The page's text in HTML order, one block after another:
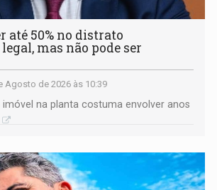
até 50% no distrato
mas não pode ser
Agosto de 2026 às 10:39
na planta costuma envolver anos